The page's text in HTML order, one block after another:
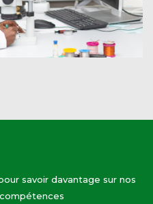
savoir davantage sur nos